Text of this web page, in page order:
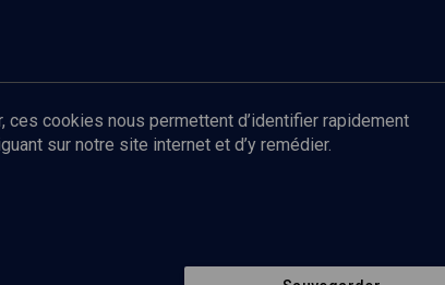
de protection des données
légales
ces cookies nous permettent d’identifier rapidement
sur notre site internet et d’y remédier.